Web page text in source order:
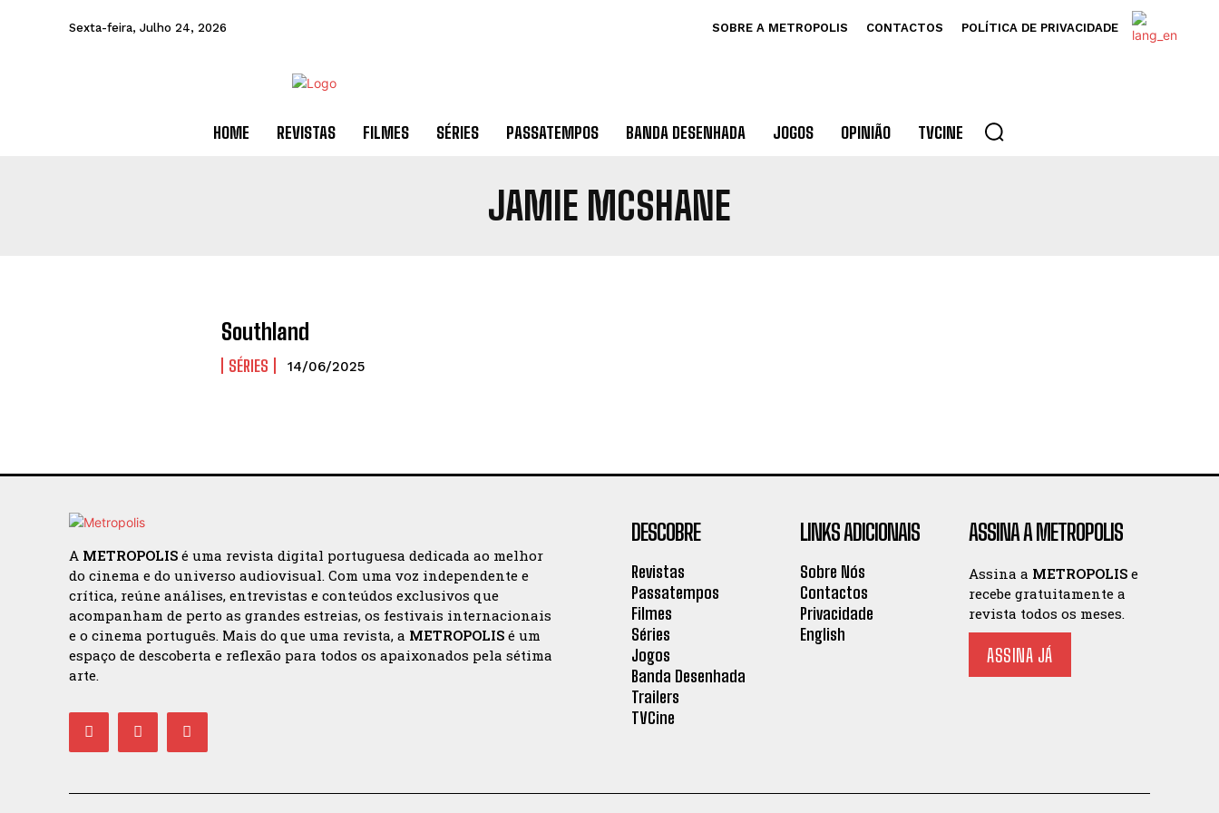
Sexta-feira, Julho 24, 2026 SOBRE A METROPOLIS CONTACTOS POLÍTICA DE PRIVACIDADE
HOME REVISTAS FILMES SÉRIES PASSATEMPOS BANDA DESENHADA JOGOS OPINIÃO TVCINE
JAMIE MCSHANE
Southland
SÉRIES 14/06/2025
A METROPOLIS é uma revista digital portuguesa dedicada ao melhor
do cinema e do universo audiovisual. Com uma voz independente e
crítica, reúne análises, entrevistas e conteúdos exclusivos que
acompanham de perto as grandes estreias, os festivais internacionais
e o cinema português. Mais do que uma revista, a METROPOLIS é um
espaço de descoberta e reflexão para todos os apaixonados pela sétima
arte.
DESCOBRE
Revistas
Passatempos
Filmes
Séries
Jogos
Banda Desenhada
Trailers
TVCine
LINKS ADICIONAIS
Sobre Nós
Contactos
Privacidade
English
ASSINA A METROPOLIS
Assina a METROPOLIS e
recebe gratuitamente a
revista todos os meses.
ASSINA JÁ